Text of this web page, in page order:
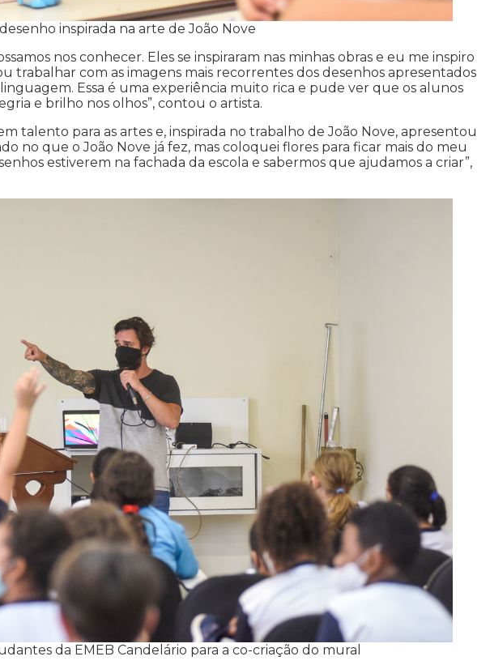
inspirada na arte de João Nove
nos conhecer. Eles se inspiraram nas minhas obras e eu me inspiro
trabalhar com as imagens mais recorrentes dos desenhos apresentados
Essa é uma experiência muito rica e pude ver que os alunos
e brilho nos olhos”, contou o artista.
talento para as artes e, inspirada no trabalho de João Nove, apresentou
no que o João Nove já fez, mas coloquei flores para ficar mais do meu
estiverem na fachada da escola e sabermos que ajudamos a criar”,
da EMEB Candelário para a co-criação do mural